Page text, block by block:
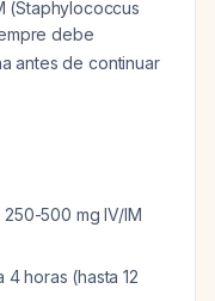
(Staphylococcus
debe
antes de continuar
250-500 mg IV/IM
4 horas (hasta 12